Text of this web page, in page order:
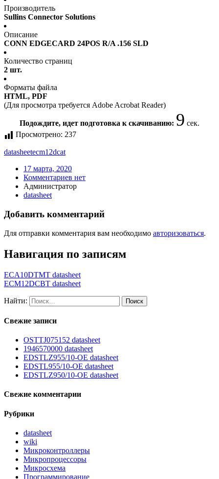
Производитель
Sullins Connector Solutions
Описание
CONN EDGECARD 24POS R/A .156 SLD
Количество страниц
2 шт.
Форматы файла
HTML, PDF
(Для просмотра требуется Adobe Acrobat Reader)
Подождите, идет подготовка к скачиванию: 9 сек.
Просмотрено: 237
datasheetecm12dcat
17 марта, 2020
Комментариев нет
Администратор
datasheet
Добавить комментарий
Для отправки комментария вам необходимо авторизоваться.
Навигация по записям
ECA10DTMT datasheet
ECM12DCBT datasheet
Найти:
Свежие записи
OSTTJ075152 datasheet
1946570000 datasheet
EDSTLZ955/10-OE datasheet
EDSTL955/10-OE datasheet
EDSTLZ950/10-OE datasheet
Свежие комментарии
Рубрики
datasheet
wiki
Микроконтроллеры
Микропроцессоры
Микросхема
Программирование